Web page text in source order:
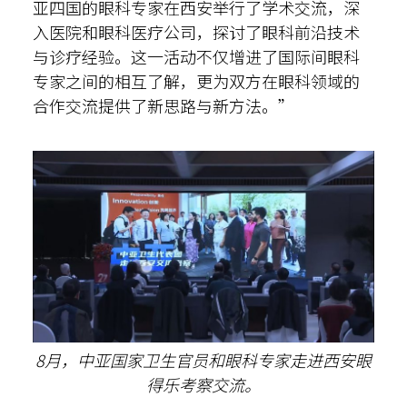
亚四国的眼科专家在西安举行了学术交流，深
入医院和眼科医疗公司，探讨了眼科前沿技术
与诊疗经验。这一活动不仅增进了国际间眼科
专家之间的相互了解，更为双方在眼科领域的
合作交流提供了新思路与新方法。”
8月，中亚国家卫生官员和眼科专家走进西安眼
得乐考察交流。